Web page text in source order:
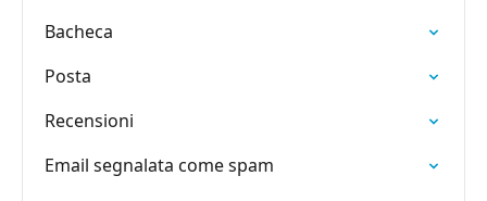
Bacheca
Posta
Recensioni
Email segnalata come spam